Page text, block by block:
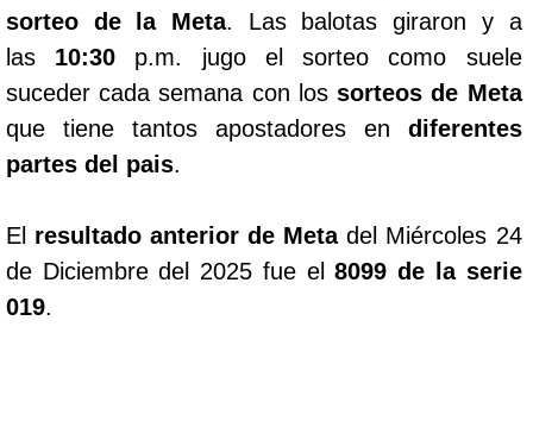
sorteo de la Meta. Las balotas giraron y a
las 10:30 p.m. jugo el sorteo como suele
suceder cada semana con lossorteos de Meta
que tiene tantos apostadores en diferentes
partes del pais.
El resultado anterior de Metadel Miércoles 24
de Diciembre del 2025 fue el8099 de la serie
019.